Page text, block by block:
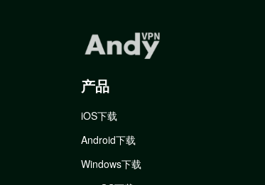
产品
iOS下载
Android下载
Windows下载